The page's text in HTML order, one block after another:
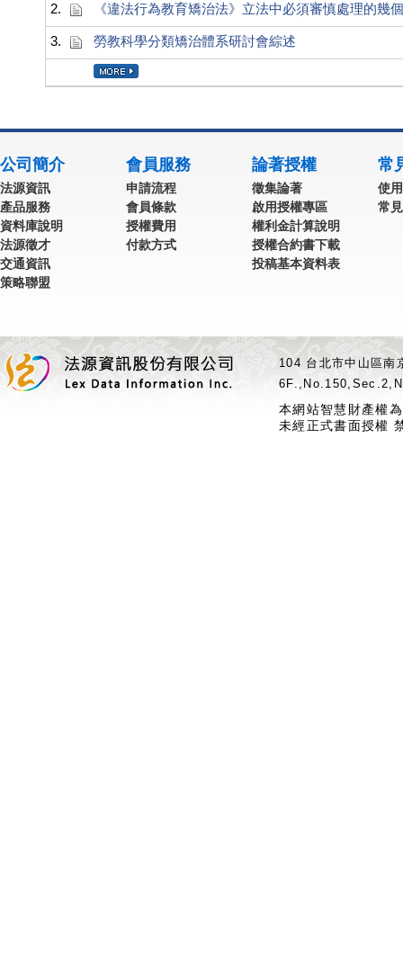
2. 《違法行為教育矯治法》立法中必須審慎處理的幾
3. 勞教科學分類矯治體系研討會綜述
公司簡介
法源資訊
產品服務
資料庫說明
法源徵才
交通資訊
策略聯盟
會員服務
申請流程
會員條款
授權費用
付款方式
論著授權
徵集論著
啟用授權專區
權利金計算說明
授權合約書下載
投稿基本資料表
常
使
常
104 台北市中山區
本網站智慧財產權
未經正式書面授權